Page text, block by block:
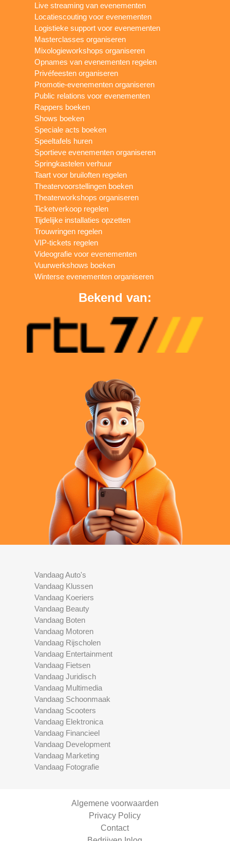
Live streaming van evenementen
Locatiescouting voor evenementen
Logistieke support voor evenementen
Masterclasses organiseren
Mixologieworkshops organiseren
Opnames van evenementen regelen
Privéfeesten organiseren
Promotie-evenementen organiseren
Public relations voor evenementen
Rappers boeken
Shows boeken
Speciale acts boeken
Speeltafels huren
Sportieve evenementen organiseren
Springkastelen verhuur
Taart voor bruiloften regelen
Theatervoorstellingen boeken
Theaterworkshops organiseren
Ticketverkoop regelen
Tijdelijke installaties opzetten
Trouwringen regelen
VIP-tickets regelen
Videografie voor evenementen
Vuurwerkshows boeken
Winterse evenementen organiseren
Bekend van:
Vandaag Auto's
Vandaag Klussen
Vandaag Koeriers
Vandaag Beauty
Vandaag Boten
Vandaag Motoren
Vandaag Rijscholen
Vandaag Entertainment
Vandaag Fietsen
Vandaag Juridisch
Vandaag Multimedia
Vandaag Schoonmaak
Vandaag Scooters
Vandaag Elektronica
Vandaag Financieel
Vandaag Development
Vandaag Marketing
Vandaag Fotografie
Algemene voorwaarden
Privacy Policy
Contact